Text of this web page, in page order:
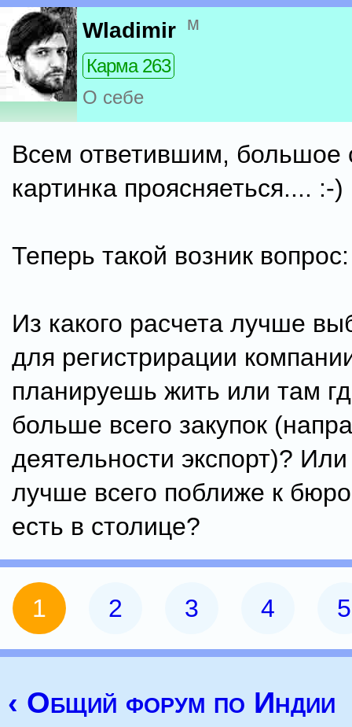
Wladimir м
Карма 263
О себе
Всем ответившим, большое
картинка проясняеться.... :-)
Теперь такой возник вопрос:
Из какого расчета лучше
для регистрирации
планируешь жить или там
больше всего закупок
деятельности экспорт)?
лучше всего поближе к
есть в столице?
1 2 3 4 5
‹ Общий форум по Индии